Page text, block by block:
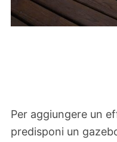
Per aggiungere un
predisponi un